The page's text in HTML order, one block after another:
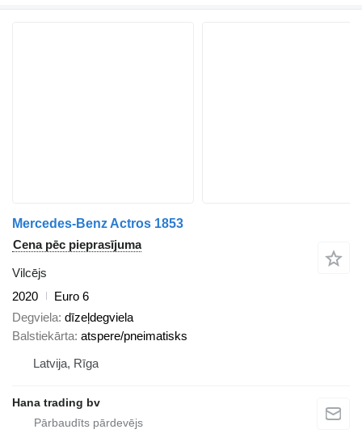
Mercedes-Benz Actros 1853
Cena pēc pieprasījuma
Vilcējs
2020
Euro 6
Degviela dīzeļdegviela
Balstiekārta atspere/pneimatisks
Latvija, Rīga
Hana trading bv